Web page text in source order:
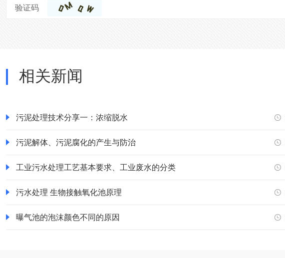
验证码
相关新闻
污泥处理技术分享一：浓缩脱水 
污泥解体、污泥腐化的产生与防治 
工业污水处理工艺基本要求、工业废水的分类 
污水处理 生物接触氧化池原理 
曝气池的泡沫颜色不同的原因 